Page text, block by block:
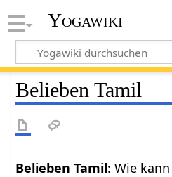
Yogawiki
Belieben Tamil
Belieben Tamil: Wie